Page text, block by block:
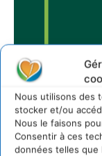
Nous utilisons des
stocker et/ou
Nous le faisons
Consentir à ces
données telles que